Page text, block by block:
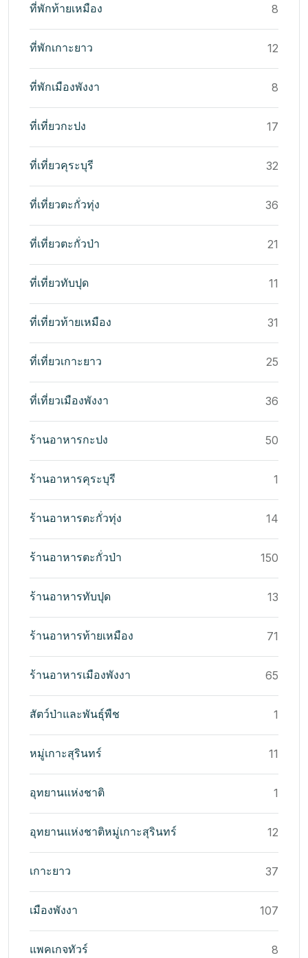
ที่พักท้ายเหมือง 8
ที่พักเกาะยาว 12
ที่พักเมืองพังงา 8
ที่เที่ยวกะปง 17
ที่เที่ยวคุระบุรี 32
ที่เที่ยวตะกั่วทุ่ง 36
ที่เที่ยวตะกั่วป่า 21
ที่เที่ยวทับปุด 11
ที่เที่ยวท้ายเหมือง 31
ที่เที่ยวเกาะยาว 25
ที่เที่ยวเมืองพังงา 36
ร้านอาหารกะปง 50
ร้านอาหารคุระบุรี 1
ร้านอาหารตะกั่วทุ่ง 14
ร้านอาหารตะกั่วป่า 150
ร้านอาหารทับปุด 13
ร้านอาหารท้ายเหมือง 71
ร้านอาหารเมืองพังงา 65
สัตว์ป่าและพันธุ์พืช 1
หมู่เกาะสุรินทร์ 11
อุทยานแห่งชาติ 1
อุทยานแห่งชาติหมู่เกาะสุรินทร์ 12
เกาะยาว 37
เมืองพังงา 107
แพคเกจทัวร์ 8